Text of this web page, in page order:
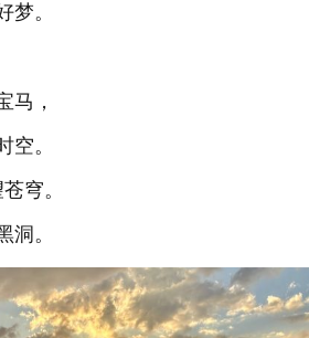
梦。
马，
空。
穹。
洞。